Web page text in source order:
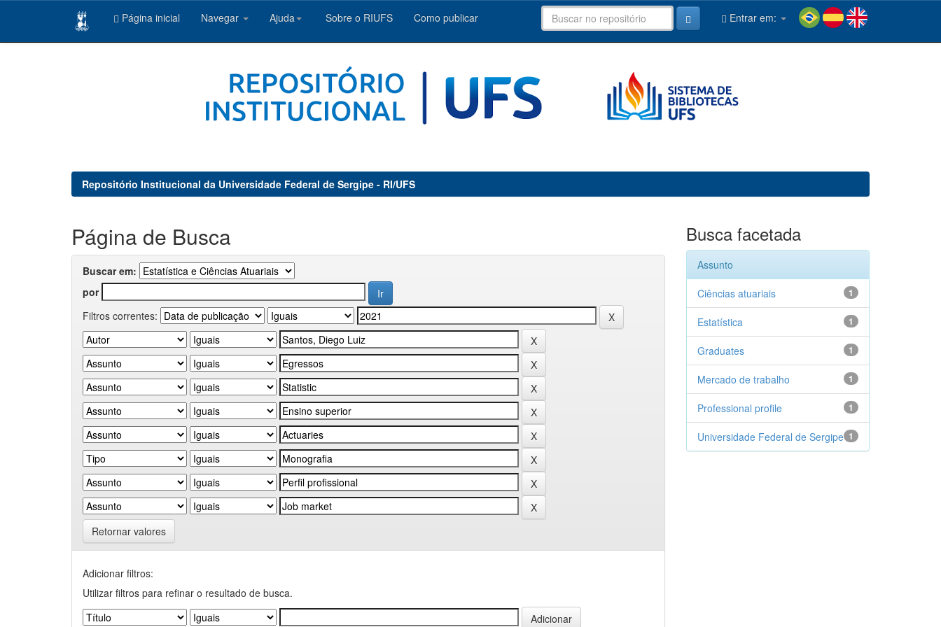
Página inicial Navegar Ajuda Sobre o RIUFS Como publicar Entrar em:
Repositório Institucional da Universidade Federal de Sergipe - RI/UFS
Página de Busca
Buscar em:
por
Filtros correntes:
Retornar valores
Adicionar filtros:
Utilizar filtros para refinar o resultado de busca.
Busca facetada
Assunto
1
Ciências atuariais
1
Estatística
1
Graduates
1
Mercado de trabalho
1
Professional profile
1
Universidade Federal de Sergipe